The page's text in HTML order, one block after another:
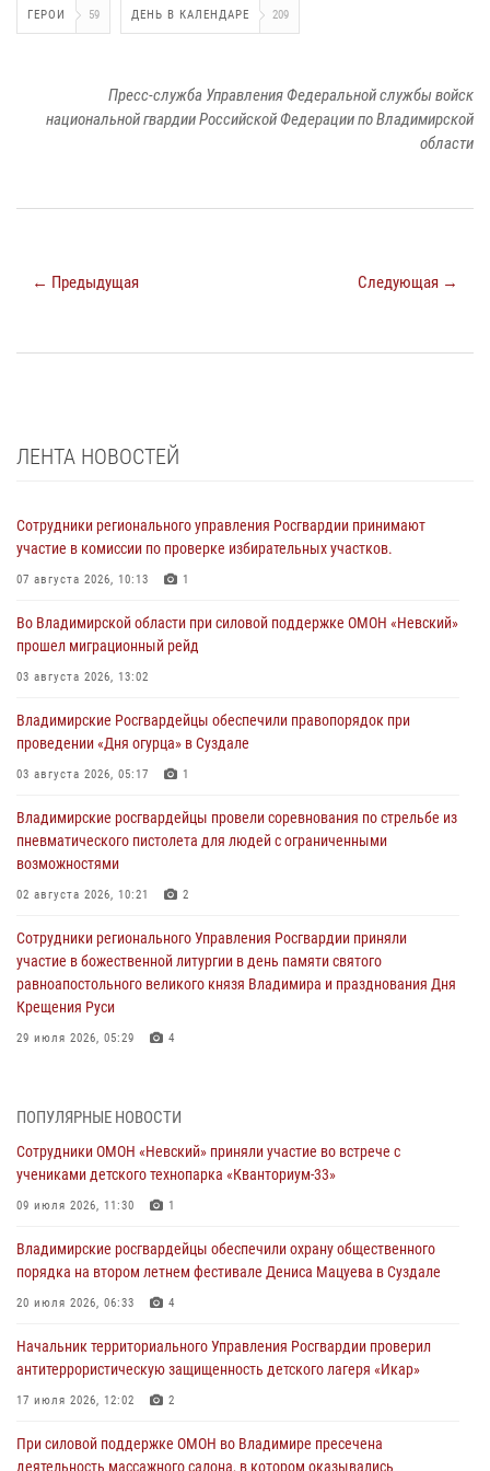
ГЕРОИ 59 ДЕНЬ В КАЛЕНДАРЕ 209
Пресс-служба Управления Федеральной службы войск
национальной гвардии Российской Федерации по Владимирской
области
← Предыдущая Следующая →
ЛЕНТА НОВОСТЕЙ
Сотрудники регионального управления Росгвардии принимают
участие в комиссии по проверке избирательных участков.
07 августа 2026, 10:13 1
Во Владимирской области при силовой поддержке ОМОН «Невский»
прошел миграционный рейд
03 августа 2026, 13:02
Владимирские Росгвардейцы обеспечили правопорядок при
проведении «Дня огурца» в Суздале
03 августа 2026, 05:17 1
Владимирские росгвардейцы провели соревнования по стрельбе из
пневматического пистолета для людей с ограниченными
возможностями
02 августа 2026, 10:21 2
Сотрудники регионального Управления Росгвардии приняли
участие в божественной литургии в день памяти святого
равноапостольного великого князя Владимира и празднования Дня
Крещения Руси
29 июля 2026, 05:29 4
интимные услуги
28 июля 2026, 11:51
Во Владимирcкой области открыли профильную Росгвардейскую
27 июля 2026, 16:43 2
Владимирские росгвардейцы обеспечили охрану общественного
20 июля 2026, 06:33 4
Военнослужащий военного оркестра регионального Управления
105-летию Центрального округа
ПОПУЛЯРНЫЕ НОВОСТИ
Сотрудники ОМОН «Невский» приняли участие во встрече с
учениками детского технопарка «Кванториум-33»
09 июля 2026, 11:30 1
Владимирские росгвардейцы обеспечили охрану общественного
порядка на втором летнем фестивале Дениса Мацуева в Суздале
20 июля 2026, 06:33 4
Начальник территориального Управления Росгвардии проверил
антитеррористическую защищенность детского лагеря «Икар»
17 июля 2026, 12:02 2
При силовой поддержке ОМОН во Владимире пресечена
деятельность массажного салона, в котором оказывались